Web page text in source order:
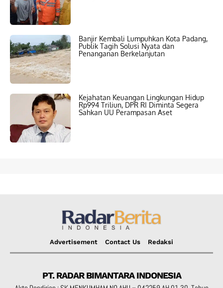
Banjir Kembali Lumpuhkan Kota Padang,
Publik Tagih Solusi Nyata dan
Penanganan Berkelanjutan
Kejahatan Keuangan Lingkungan Hidup
Rp994 Triliun, DPR RI Diminta Segera
Sahkan UU Perampasan Aset
Advertisement Contact Us Redaksi
PT. RADAR BIMANTARA INDONESIA